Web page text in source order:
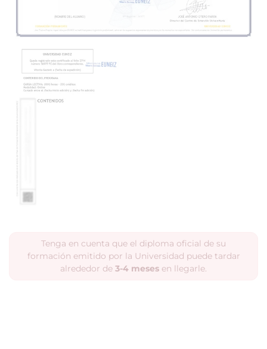
Tenga en cuenta que el diploma oficial de su
formación emitido por la Universidad puede tardar
alrededor de 3-4 meses en llegarle.